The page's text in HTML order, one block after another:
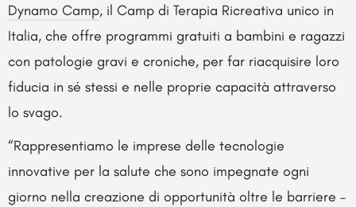
Dynamo Camp, il Camp di Terapia Ricreativa unico in
Italia, che offre programmi gratuiti a bambini e ragazzi
con patologie gravi e croniche, per far riacquisire loro
fiducia in sé stessi e nelle proprie capacità attraverso
lo svago.
“Rappresentiamo le imprese delle tecnologie
innovative per la salute che sono impegnate ogni
giorno nella creazione di opportunità oltre le barriere –